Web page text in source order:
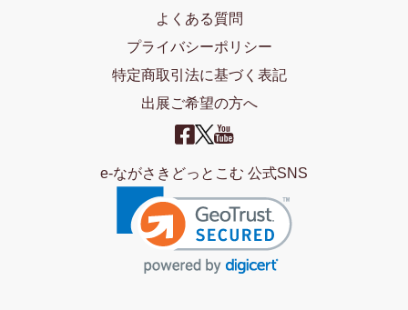
よくある質問
プライバシーポリシー
特定商取引法に基づく表記
出展ご希望の方へ
e-ながさきどっとこむ 公式SNS